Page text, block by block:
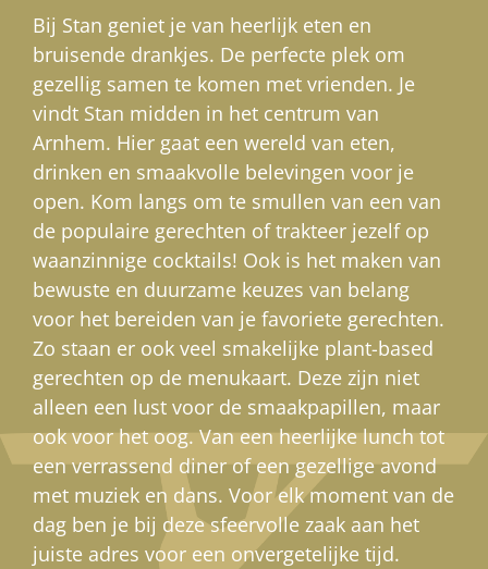
Bij Stan geniet je van heerlijk eten en
bruisende drankjes. De perfecte plek om
gezellig samen te komen met vrienden. Je
vindt Stan midden in het centrum van
Arnhem. Hier gaat een wereld van eten,
drinken en smaakvolle belevingen voor je
open. Kom langs om te smullen van een van
de populaire gerechten of trakteer jezelf op
waanzinnige cocktails! Ook is het maken van
bewuste en duurzame keuzes van belang
voor het bereiden van je favoriete gerechten.
Zo staan er ook veel smakelijke plant-based
gerechten op de menukaart. Deze zijn niet
alleen een lust voor de smaakpapillen, maar
ook voor het oog. Van een heerlijke lunch tot
een verrassend diner of een gezellige avond
met muziek en dans. Voor elk moment van de
dag ben je bij deze sfeervolle zaak aan het
juiste adres voor een onvergetelijke tijd.